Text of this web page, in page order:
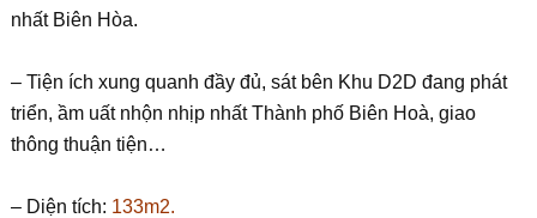
nhất Biên Hòa.
– Tiện ích xung quanh đầy đủ, sát bên Khu D2D đang phát
triển, ầm uất nhộn nhịp nhất Thành phố Biên Hoà, giao
thông thuận tiện…
– Diện tích: 133m2.